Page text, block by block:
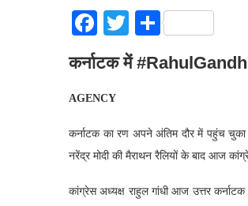
Facebook
Twitter
Share
कर्नाटक में
AGENCY
कर्नाटक का रण अपने अंतिम दौर में पहुंच चुका
नरेंद्र मोदी की मैराथन रैलियों के बाद आज
कांग्रेस अध्यक्ष राहुल गांधी आज उत्तर